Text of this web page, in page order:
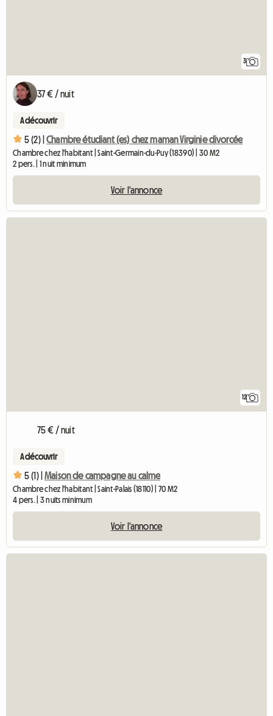
3
37 € / nuit
A découvrir
5 (2) | Chambre étudiant (es) chez maman Virginie divorcée
Chambre chez l'habitant | Saint-Germain-du-Puy (18390) | 30 M2
2 pers. | 1 nuit minimum
Voir l'annonce
12
75 € / nuit
A découvrir
5 (1) | Maison de campagne au calme
Chambre chez l'habitant | Saint-Palais (18110) | 70 M2
4 pers. | 3 nuits minimum
Voir l'annonce